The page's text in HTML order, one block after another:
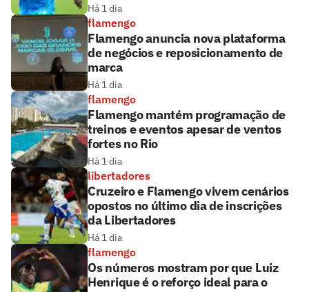
Há 1 dia
flamengo
Flamengo anuncia nova plataforma
de negócios e reposicionamento de
marca
Há 1 dia
flamengo
Flamengo mantém programação de
treinos e eventos apesar de ventos
fortes no Rio
Há 1 dia
libertadores
Cruzeiro e Flamengo vivem cenários
opostos no último dia de inscrições
da Libertadores
Há 1 dia
flamengo
Os números mostram por que Luiz
Henrique é o reforço ideal para o